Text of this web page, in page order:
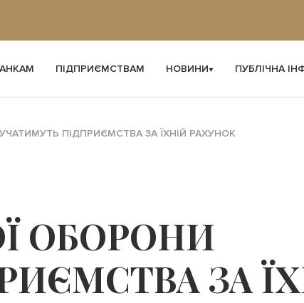
ПІДПРИЄМСТВАМ НОВИНИ ПУБЛІЧНА
ПІДПРИЄМСТВА ЗА ЇХНІЙ РАХУНОК
ОБОРОНИ
ЗА